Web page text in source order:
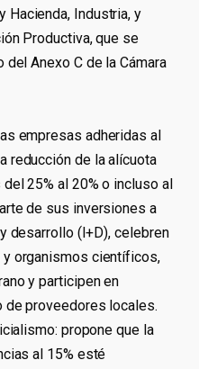
Industria, y
Productiva, que se
Anexo C de la Cámara
empresas adheridas al
reducción de la alícuota
25% al 20% o incluso al
de sus inversiones a
desarrollo (I+D), celebren
organismos científicos,
y participen en
proveedores locales.
propone que la
al 15% esté